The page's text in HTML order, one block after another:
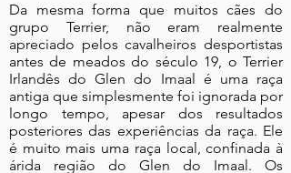
Da mesma forma que muitos cães do
grupo Terrier, não eram realmente
apreciado pelos cavalheiros desportistas
antes de meados do século 19, o Terrier
Irlandês do Glen do Imaal é uma raça
antiga que simplesmente foi ignorada por
longo tempo, apesar dos resultados
posteriores das experiências da raça. Ele
é muito mais uma raça local, confinada à
árida região do Glen do Imaal. Os